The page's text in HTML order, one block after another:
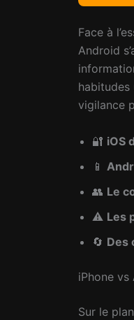
Face à
Android
vigilance
🔐 iOS
📱
👥 Le
⚠️ Les
🔄 Des
iPhone
Sur le